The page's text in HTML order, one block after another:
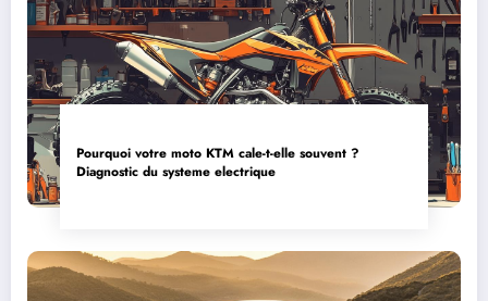
Pourquoi votre moto KTM cale-t-elle souvent ?
Diagnostic du systeme electrique